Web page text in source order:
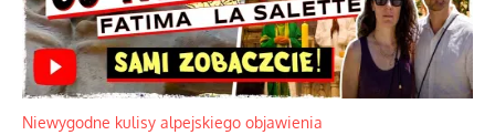
Najdroższy morski kranik na świecie